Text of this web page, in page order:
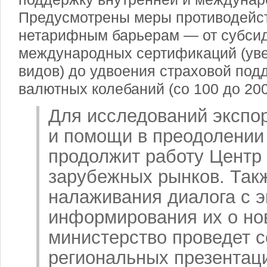
Предусмотрены меры
нетарифным барьерам — от
международных сертификаций
видов) до удвоения страховой
валютных колебаний (со 100 до
Для исследований
и помощи в
продолжит работу Центр
зарубежных рынков.
налаживания диалога с
информирования их о
министерство проведет
региональных